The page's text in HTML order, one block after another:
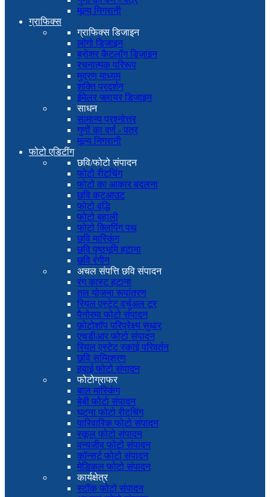
मूल्य निगरानी
ग्राफिक्स
ग्राफिक्स डिजाइन
लोगो डिजाइन
ब्रोशर कैटलॉग डिज़ाइन
रचनात्मक परिरूप
मुद्रण माध्यम
शक्ति प्रदर्शन
ईमेलर फ्लायर डिजाइन
साधन
सामान्य प्रश्नोत्तर
गुणों का वर्ण - पत्र
मूल्य निगरानी
फोटो एडिटींग
छवि/फोटो संपादन
फोटो रीटचिंग
फोटो का आकार बदलना
छवि कटआउट
फोटो वृद्धि
फोटो बहाली
फोटो क्लिपिंग पथ
छवि मास्किंग
छवि पृष्ठभूमि हटाना
छवि रंगीन
अचल संपत्ति छवि संपादन
रंग कास्ट हटाना
तल योजना रूपांतरण
रियल एस्टेट वर्चुअल टूर
पैनोरमा फोटो संपादन
फ़ोटोशॉप परिप्रेक्ष्य सुधार
एचडीआर फोटो संपादन
रियल एस्टेट स्काई परिवर्तन
छवि सम्मिश्रण
हवाई फोटो संपादन
फोटोग्राफर
बाल मास्किंग
बेबी फोटो संपादन
घटना फोटो रीटचिंग
पारिवारिक फोटो संपादन
स्कूल फोटो संपादन
वन्यजीव फोटो संपादन
कॉन्सर्ट फोटो संपादन
मेडिकल फोटो संपादन
कार्यक्षेत्र
स्टॉक फोटो संपादन